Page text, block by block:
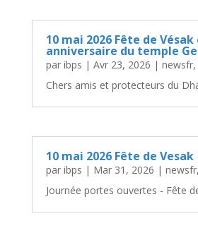
10 mai 2026 Fête de
anniversaire du temple
par ibps | Avr 23, 2026 | newsfr,
Chers amis et protecteurs du
10 mai 2026 Fête de Vesak
par ibps | Mar 31, 2026 | newsfr,
Journée portes ouvertes - Fête